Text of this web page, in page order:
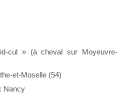
cul » (à cheval sur Moyeuvre-
et-Moselle (54)
Nancy